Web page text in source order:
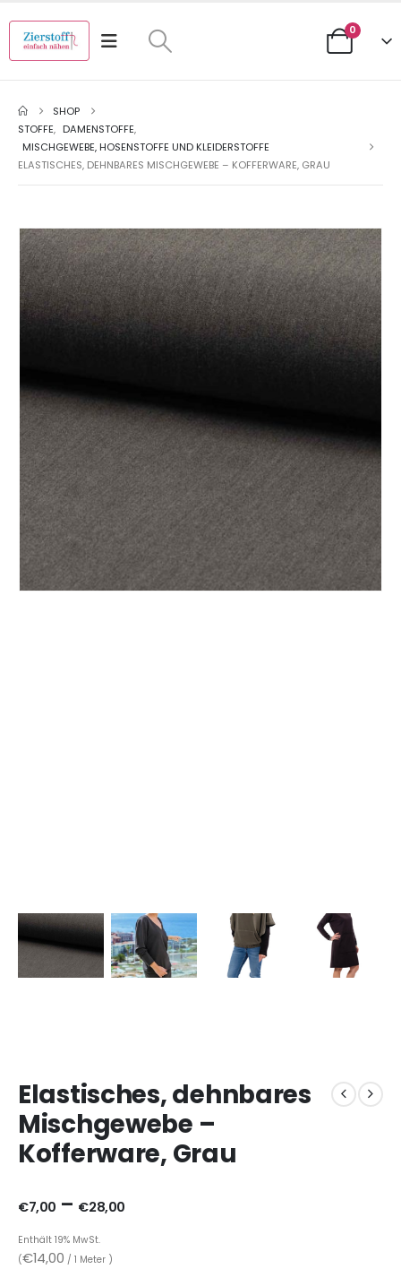
0
SHOP
STOFFE, DAMENSTOFFE,
MISCHGEWEBE, HOSENSTOFFE UND KLEIDERSTOFFE
ELASTISCHES, DEHNBARES MISCHGEWEBE – KOFFERWARE, GRAU
Elastisches, dehnbares
Mischgewebe –
Kofferware, Grau
€7,00 – €28,00
Enthält 19% MwSt.
(€14,00 / 1 Meter )